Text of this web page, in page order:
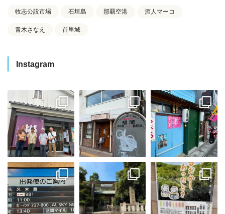
牧志公設市場 石垣島 那覇空港 酒人マーコ
青木さなえ 首里城
Instagram